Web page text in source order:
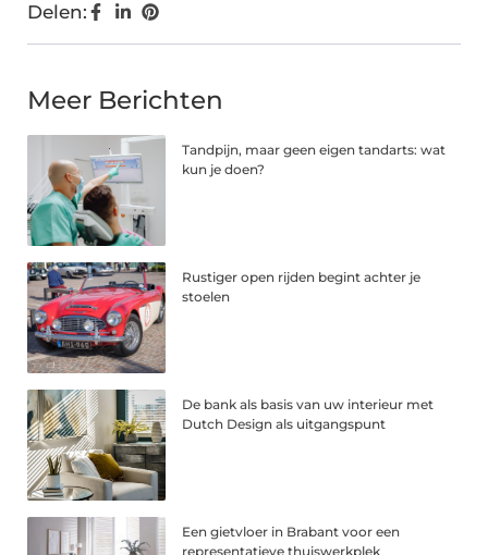
Delen:
Meer Berichten
Tandpijn, maar geen eigen tandarts: wat
kun je doen?
Rustiger open rijden begint achter je
stoelen
De bank als basis van uw interieur met
Dutch Design als uitgangspunt
Een gietvloer in Brabant voor een
representatieve thuiswerkplek